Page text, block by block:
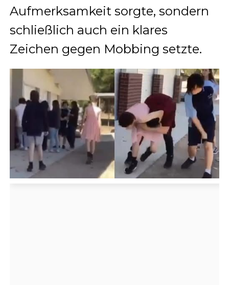
Aufmerksamkeit sorgte, sondern
schließlich auch ein klares
Zeichen gegen Mobbing setzte.